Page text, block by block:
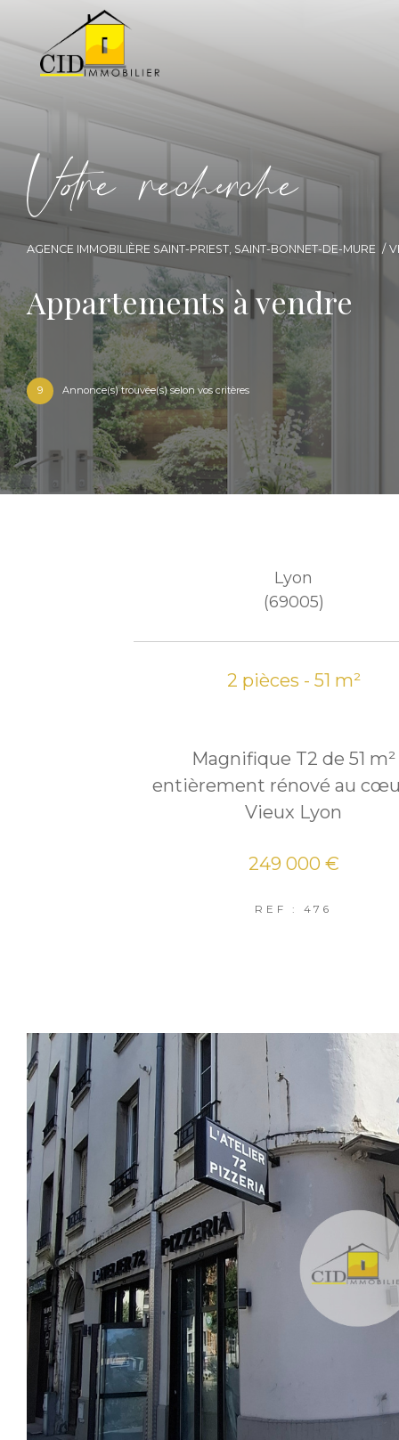
Vore recece
AGENCE IMMOBILIÈRE SAINT-PRIEST, SAINT-BONNET-DE-MURE
Appartements à vendre
9 Annonce(s) trouvée(s) selon vos critères
Lyon
(69005)
2 pièces - 51 m²
Magnifique T2 de 51 m²
entièrement rénové au
Vieux Lyon
249 000 €
REF : 476